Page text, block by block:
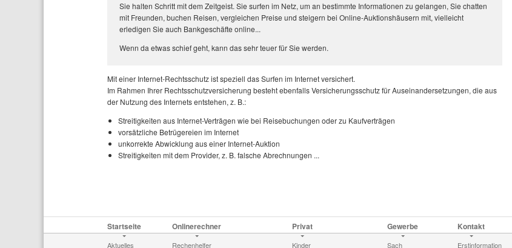
Sie halten Schritt mit dem Zeitgeist. Sie surfen im Netz, um an bestimmte Informationen zu gelangen, Sie chatten
mit Freunden, buchen Reisen, vergleichen Preise und steigern bei Online-Auktionshäusern mit, vielleicht
erledigen Sie auch Bankgeschäfte online...
Wenn da etwas schief geht, kann das sehr teuer für Sie werden.
Mit einer Internet-Rechtsschutz ist speziell das Surfen im Internet versichert.
Im Rahmen Ihrer Rechtsschutzversicherung besteht ebenfalls Versicherungsschutz für Auseinandersetzungen, die aus
der Nutzung des Internets entstehen, z. B.:
Streitigkeiten aus Internet-Verträgen wie bei Reisebuchungen oder zu Kaufverträgen
vorsätzliche Betrügereien im Internet
unkorrekte Abwicklung aus einer Internet-Auktion
Streitigkeiten mit dem Provider, z. B. falsche Abrechnungen ...
Startseite
Aktuelles
Onlinerechner
Rechenhelfer
Privat
Kinder
Gewerbe
Sach
Kontakt
Erstinformation